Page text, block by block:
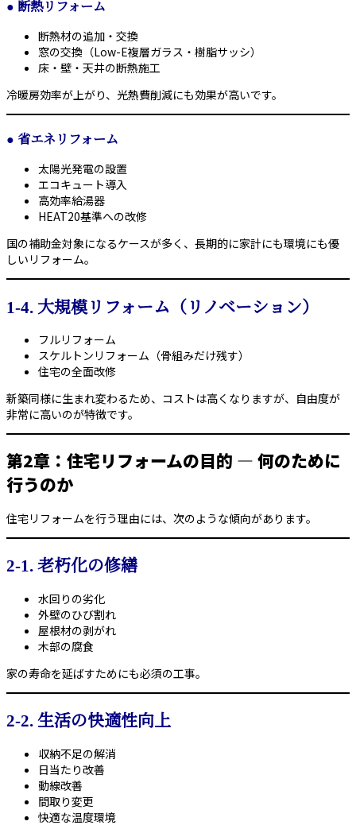
● 断熱リフォーム
断熱材の追加・交換
窓の交換（Low-E複層ガラス・樹脂サッシ）
床・壁・天井の断熱施工
冷暖房効率が上がり、光熱費削減にも効果が高いです。
● 省エネリフォーム
太陽光発電の設置
エコキュート導入
高効率給湯器
HEAT20基準への改修
国の補助金対象になるケースが多く、長期的に家計にも環境にも優
しいリフォーム。
1-4. 大規模リフォーム（リノベーション）
フルリフォーム
スケルトンリフォーム（骨組みだけ残す）
住宅の全面改修
新築同様に生まれ変わるため、コストは高くなりますが、自由度が
非常に高いのが特徴です。
第2章：住宅リフォームの目的 ― 何のために
行うのか
住宅リフォームを行う理由には、次のような傾向があります。
2-1. 老朽化の修繕
水回りの劣化
外壁のひび割れ
屋根材の剥がれ
木部の腐食
家の寿命を延ばすためにも必須の工事。
2-2. 生活の快適性向上
収納不足の解消
日当たり改善
動線改善
間取り変更
快適な温度環境